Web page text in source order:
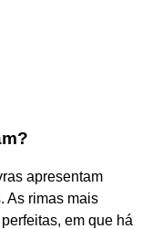
apresentam
As rimas mais
em que há